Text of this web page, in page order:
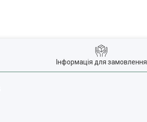
Інформація для замовлення